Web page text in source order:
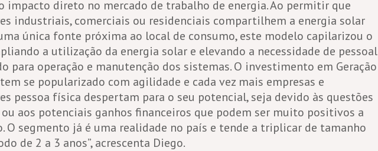
impacto direto no mercado de trabalho de energia. Ao permitir que
industriais, comerciais ou residenciais compartilhem a energia solar
única fonte próxima ao local de consumo, este modelo capilarizou o
a utilização da energia solar e elevando a necessidade de pessoal
para operação e manutenção dos sistemas. O investimento em Geração
se popularizado com agilidade e cada vez mais empresas e
pessoa física despertam para o seu potencial, seja devido às questões
aos potenciais ganhos financeiros que podem ser muito positivos a
O segmento já é uma realidade no país e tende a triplicar de tamanho
de 2 a 3 anos”, acrescenta Diego.